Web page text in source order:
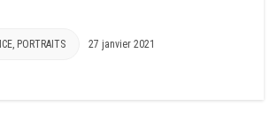
, PORTRAITS 27 janvier 2021